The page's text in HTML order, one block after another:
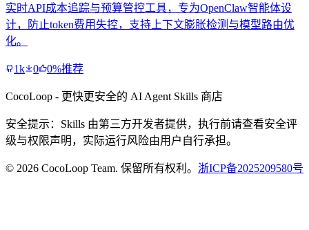
实时API成本追踪与预算管控工具，专为OpenClaw智能体设
计，防止token费用失控，支持上下文膨胀检测与模型路由优
化。
1k 0 0%推荐
CocoLoop - 更快更安全的 AI Agent Skills 商店
安全提示：Skills 由第三方开发者提供，执行前请查看安全评
级与权限声明，实际运行风险由用户自行承担。
© 2026 CocoLoop Team. 保留所有权利。 浙ICP备2025209580号